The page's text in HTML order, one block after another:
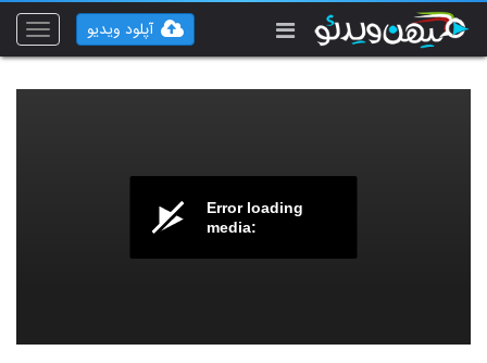
Toggle
آپلود ویدیو
Error loading
media: